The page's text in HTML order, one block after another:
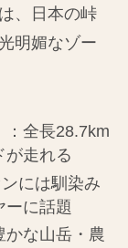
、日本の峠
明媚なゾー
：全長28.7km
が走れる
には馴染み
ーに話題
かな山岳・農